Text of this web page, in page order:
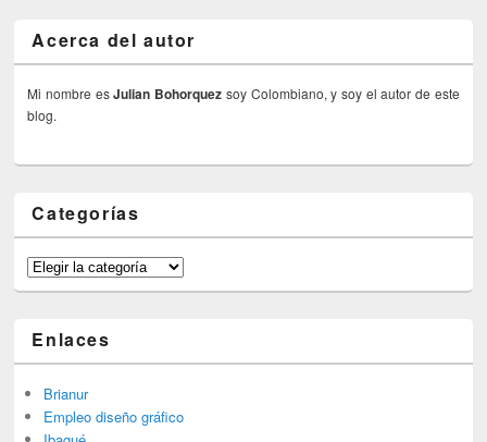
Acerca del autor
Mi nombre esJulian Bohorquez soy Colombiano, y soy el autor de este
blog.
Categorías
Categorías
Enlaces
Brianur
Empleo diseño gráfico